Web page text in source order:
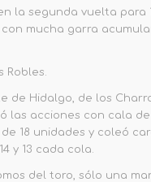
la segunda vuelta para
mucha garra
Robles.
de Hidalgo, de los
las acciones con cala de
18 unidades y coleó
y 13 cada cola.
del toro, sólo una